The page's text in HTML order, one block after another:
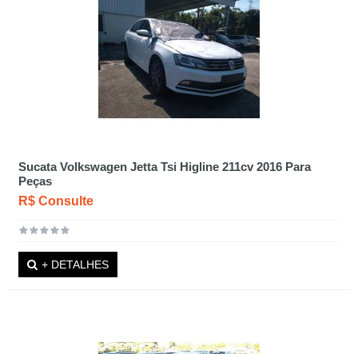
Sucata Volkswagen Jetta Tsi Higline 211cv 2016 Para
Peças
R$ Consulte
+ DETALHES